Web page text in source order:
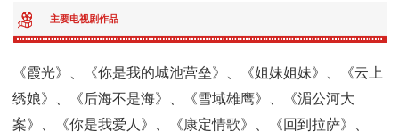
主要电视剧作品
《霞光》、《你是我的城池营垒》、《姐妹姐妹》、《云上
绣娘》、《后海不是海》、《雪域雄鹰》、《湄公河大
案》、《你是我爱人》、《康定情歌》、《回到拉萨》、